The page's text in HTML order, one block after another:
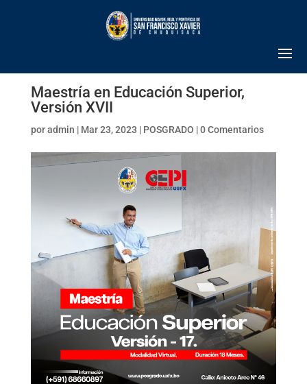
Maestría en Educación Superior,
Versión XVII
poradmin | Mar 23, 2023 | POSGRADO |0 Comentarios